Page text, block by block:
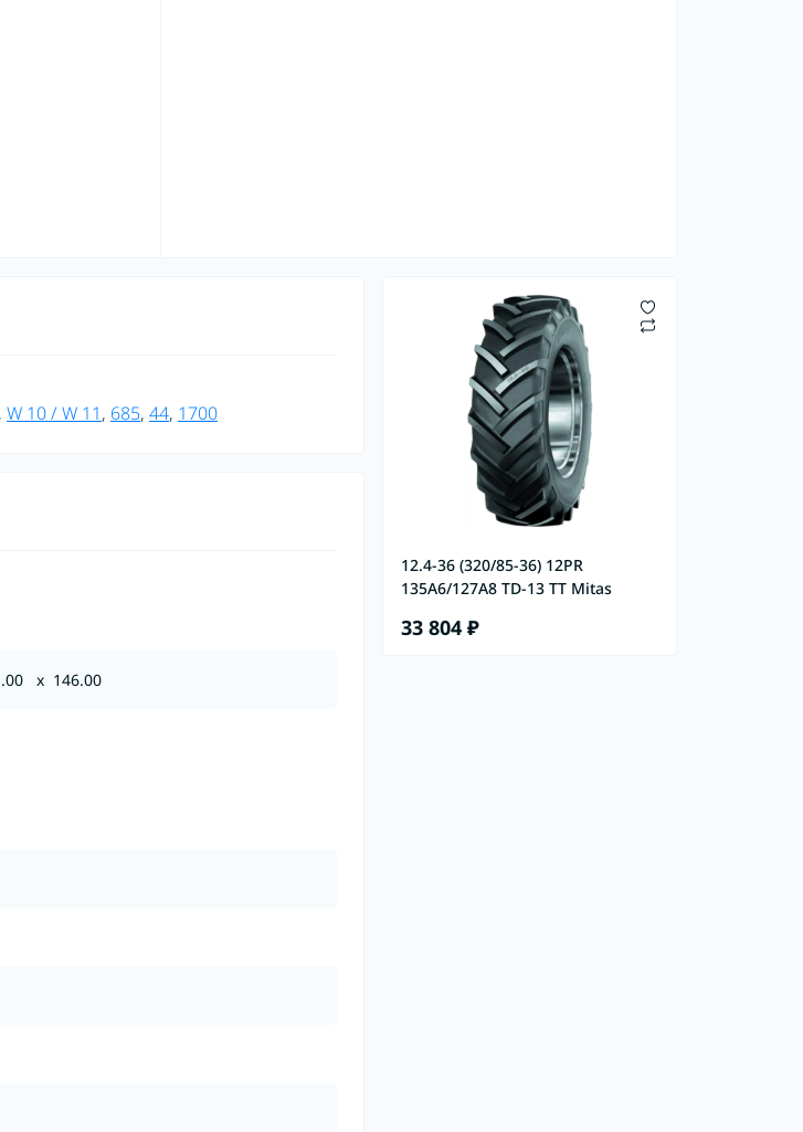
12.4-36 (320/85-36) 12PR
135A6/127A8 TD-13 TT Mitas
33 804 ₽
, W 10 / W 11, 685, 44, 1700
x 146.00